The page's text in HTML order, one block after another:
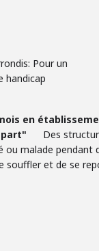
en
Des
ou malade pendant
souffler et de se